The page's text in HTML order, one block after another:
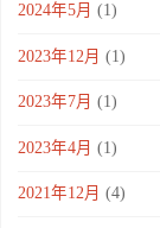
2024年5月 (1)
2023年12月 (1)
2023年7月 (1)
2023年4月 (1)
2021年12月 (4)